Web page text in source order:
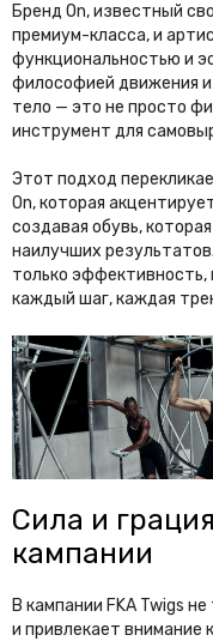
Бренд On, известный
премиум-класса, и
функциональностью и
философией движения и
тело — это не просто
инструмент для
Этот подход
On, которая
создавая обувь,
наилучших
только
каждый шаг, каждая
Сила и
кампании
В кампании FKA Twigs
и привлекает внимание